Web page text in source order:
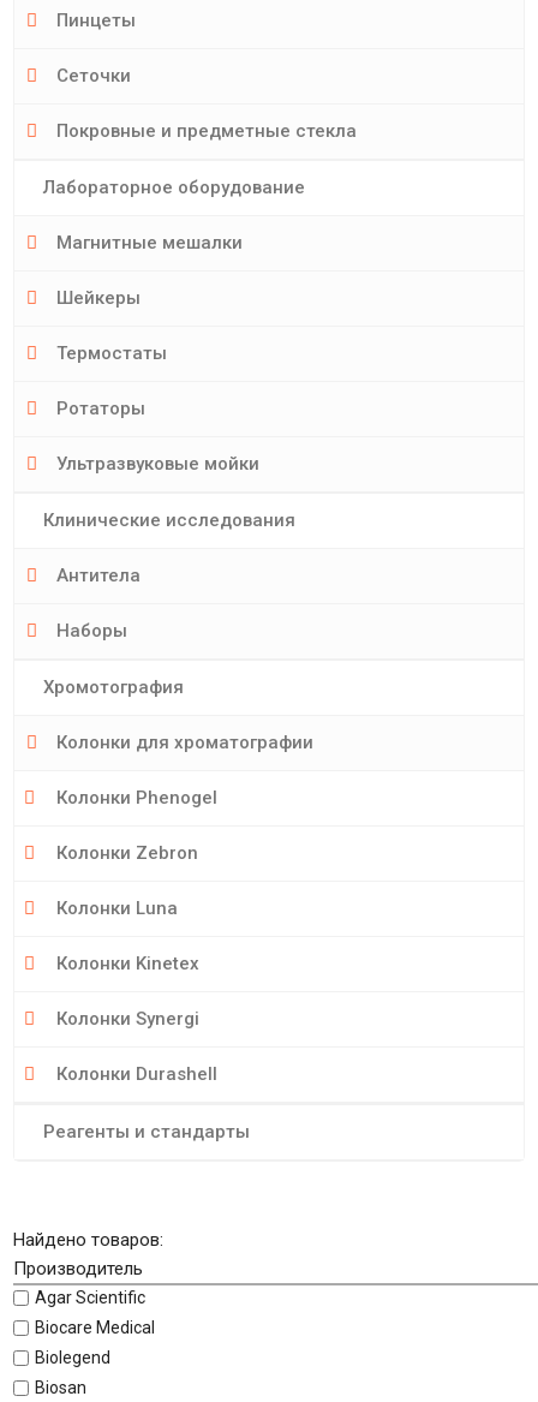
Пинцеты
Сеточки
Покровные и предметные стекла
Лабораторное оборудование
Магнитные мешалки
Шейкеры
Термостаты
Ротаторы
Ультразвуковые мойки
Клинические исследования
Антитела
Наборы
Хромотография
Колонки для хроматографии
Колонки Phenogel
Колонки Zebron
Колонки Luna
Колонки Kinetex
Колонки Synergi
Колонки Durashell
Реагенты и стандарты
Найдено товаров:
Производитель
Agar Scientific
Biocare Medical
Biolegend
Biosan